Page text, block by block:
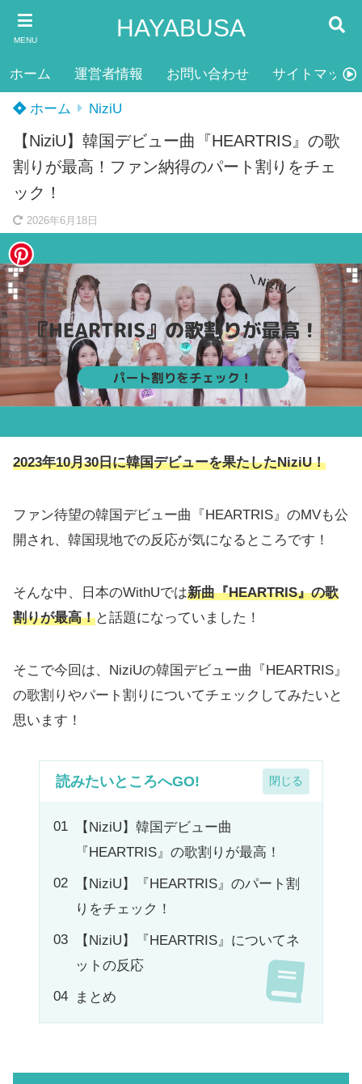
MENU HAYABUSA
ホーム 運営者情報 お問い合わせ サイトマップ
ホーム NiziU
【NiziU】韓国デビュー曲『HEARTRIS』の歌
割りが最高！ファン納得のパート割りをチェ
ック！
2026年6月18日
2023年10月30日に韓国デビューを果たしたNiziU！
ファン待望の韓国デビュー曲『HEARTRIS』のMVも公
開され、韓国現地での反応が気になるところです！
そんな中、日本のWithUでは新曲『HEARTRIS』の歌
割りが最高！と話題になっていました！
そこで今回は、NiziUの韓国デビュー曲『HEARTRIS』
の歌割りやパート割りについてチェックしてみたいと
思います！
読みたいところへGO!
【NiziU】韓国デビュー曲
『HEARTRIS』の歌割りが最高！
【NiziU】『HEARTRIS』のパート割
りをチェック！
【NiziU】『HEARTRIS』についてネ
ットの反応
まとめ